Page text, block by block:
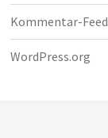
Kommentar-Feed
WordPress.org